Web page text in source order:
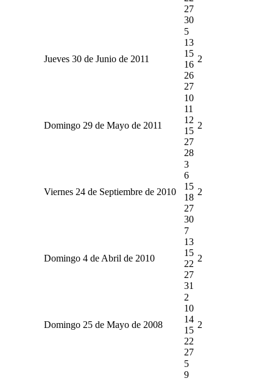
27
30
Jueves 30 de Junio de 2011
5
13
15
16
26
27
2
Domingo 29 de Mayo de 2011
10
11
12
15
27
28
2
Viernes 24 de Septiembre de 2010
3
6
15
18
27
30
2
Domingo 4 de Abril de 2010
7
13
15
22
27
31
2
Domingo 25 de Mayo de 2008
2
10
14
15
22
27
2
5
9